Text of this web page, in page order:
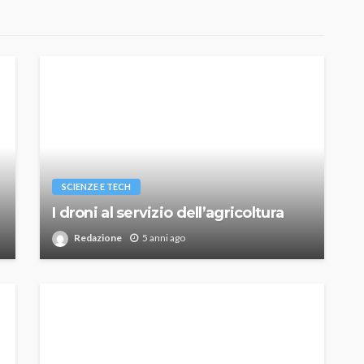
SCIENZE E TECH
I droni al servizio dell’agricoltura
Redazione 5 anni ago